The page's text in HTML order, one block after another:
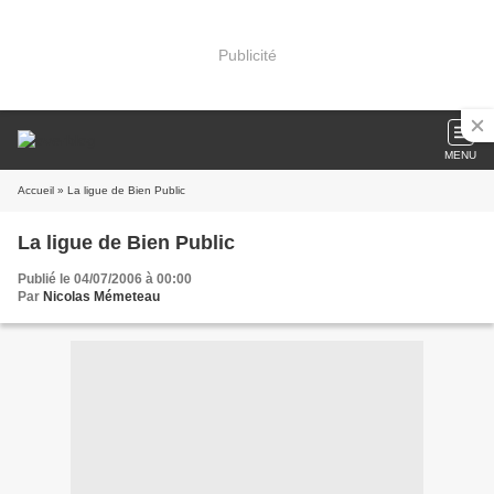
Publicité
MENU
Accueil » La ligue de Bien Public
La ligue de Bien Public
Publié le 04/07/2006 à 00:00
Par Nicolas Mémeteau